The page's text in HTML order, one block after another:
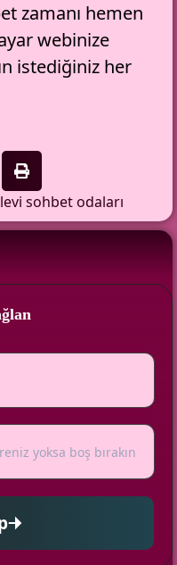
zamanı hemen
webinize
istediğiniz her
sohbet odaları
yoksa boş bırakın